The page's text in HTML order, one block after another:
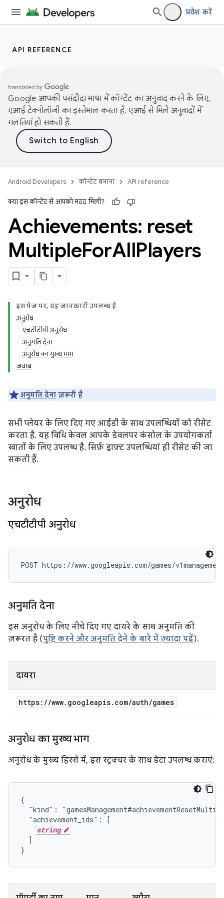
प्रवेश करें
API REFERENCE
Google आपकी पसंदीदा भाषा में कॉन्टेंट का अनुवाद करने के लिए,
एआई टेक्नोलॉजी का इस्तेमाल करता है. एआई से मिले अनुवादों में
गलतियां हो सकती हैं.
Android Developers कॉन्टेंट बनाना API reference
क्या इस कॉन्टेंट से आपको मदद मिली?
Achievements: reset
MultipleForAllPlayers
इस पेज पर, यह जानकारी उपलब्ध है
अनुरोध
एचटीटीपी अनुरोध
अनुमति देना
अनुरोध का मुख्य भाग
जवाब
अनुमति देना ज़रूरी है
सभी प्लेयर के लिए दिए गए आईडी के साथ उपलब्धियों को रीसेट
करता है. यह विधि केवल आपके डेवलपर कंसोल के उपयोगकर्ता
खातों के लिए उपलब्ध है. सिर्फ़ ड्राफ़्ट उपलब्धियां ही रीसेट की जा
सकती हैं.
अनुरोध
एचटीटीपी अनुरोध
POST https://www.googleapis.com/games/
अनुमति देना
इस अनुरोध के लिए नीचे दिए गए दायरे के साथ अनुमति की
ज़रूरत है (पुष्टि करने और अनुमति देने के बारे में ज़्यादा पढ़ें).
दायरा
https: //www. googleapis. com/auth/games
अनुरोध का मुख्य भाग
अनुरोध के मुख्य हिस्से में, इस स्ट्रक्चर के साथ डेटा उपलब्ध कराएं:
{
"kind":
  "achievement_ids": [
string
  ]
}